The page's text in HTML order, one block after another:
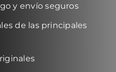
y envío seguros
de las principales